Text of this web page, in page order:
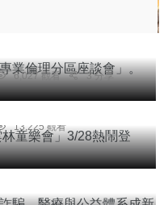
6,027 觀看 3 分享
林童樂會」3/28熱鬧
13,225 觀看
詐騙 醫療與公益體